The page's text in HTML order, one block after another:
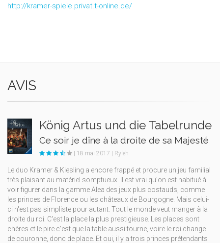
http://kramer-spiele.privat.t-online.de/
AVIS
König Artus und die Tabelrunde
Ce soir je dîne à la droite de sa Majesté
| 18 mai 2017 | Ryleh
Le duo Kramer & Kiesling a encore frappé et procure un jeu familial
très plaisant au matériel somptueux. Il est vrai qu'on est habitué à
voir figurer dans la gamme Alea des jeux plus costauds, comme
les princes de Florence ou les châteaux de Bourgogne. Mais celui-
ci n'est pas simpliste pour autant. Tout le monde veut manger à la
droite du roi. C'est la place la plus prestigieuse. Les places sont
chères et le pire c'est que la table aussi tourne, voire le roi change
de couronne, donc de place. Et oui, il y a trois princes prétendants